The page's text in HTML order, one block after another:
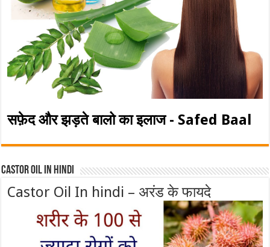
सफ़ेद और झड़ते बालो का इलाज - Safed Baal
Castor Oil In Hindi
Castor Oil In hindi – अरंड के फायदे